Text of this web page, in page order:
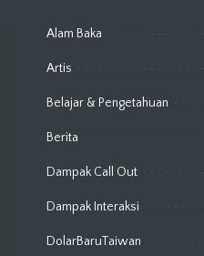
Alam Baka
Artis
Belajar & Pengetahuan
Berita
Dampak Call Out
Dampak Interaksi
DolarBaruTaiwan